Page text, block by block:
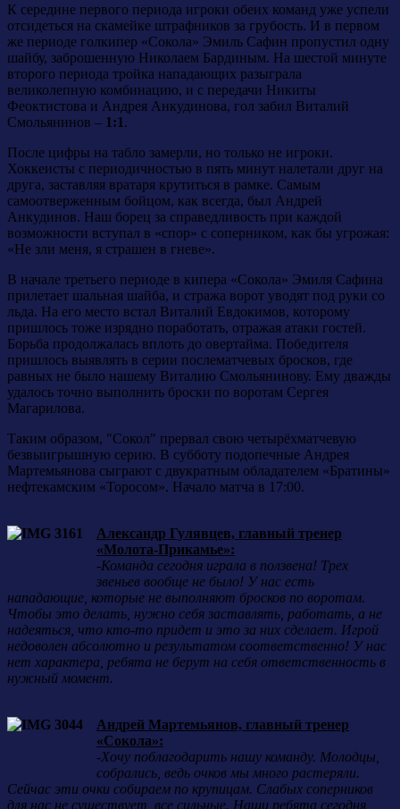
К середине первого периода игроки обеих команд уже успели
отсидеться на скамейке штрафников за грубость. И в первом
же периоде голкипер «Сокола» Эмиль Сафин пропустил одну
шайбу, заброшенную Николаем Бардиным. На шестой минуте
второго периода тройка нападающих разыграла
великолепную комбинацию, и с передачи Никиты
Феоктистова и Андрея Анкудинова, гол забил Виталий
Смольянинов – 1:1.
После цифры на табло замерли, но только не игроки.
Хоккеисты с периодичностью в пять минут налетали друг на
друга, заставляя вратаря крутиться в рамке. Самым
самоотверженным бойцом, как всегда, был Андрей
Анкудинов. Наш борец за справедливость при каждой
возможности вступал в «спор» с соперником, как бы угрожая:
«Не зли меня, я страшен в гневе».
В начале третьего периоде в кипера «Сокола» Эмиля Сафина
прилетает шальная шайба, и стража ворот уводят под руки со
льда. На его место встал Виталий Евдокимов, которому
пришлось тоже изрядно поработать, отражая атаки гостей.
Борьба продолжалась вплоть до овертайма. Победителя
пришлось выявлять в серии послематчевых бросков, где
равных не было нашему Виталию Смольянинову. Ему дважды
удалось точно выполнить броски по воротам Сергея
Магарилова.
Таким образом, "Сокол" прервал свою четырёхматчевую
безвыигрышную серию. В субботу подопечные Андрея
Мартемьянова сыграют с двукратным обладателем «Братины»
нефтекамским «Торосом». Начало матча в 17:00.
Александр Гулявцев, главный тренер
«Молота-Прикамье»:
-Команда сегодня играла в ползвена! Трех
звеньев вообще не было! У нас есть
нападающие, которые не выполняют бросков по воротам.
Чтобы это делать, нужно себя заставлять, работать, а не
надеяться, что кто-то придет и это за них сделает. Игрой
недоволен абсолютно и результатом соответственно! У нас
нет характера, ребята не берут на себя ответственность в
нужный момент.
Андрей Мартемьянов, главный тренер
«Сокола»:
-Хочу поблагодарить нашу команду. Молодцы,
собрались, ведь очков мы много растеряли.
Сейчас эти очки собираем по крупицам. Слабых соперников
для нас не существует, все сильные. Наши ребята сегодня